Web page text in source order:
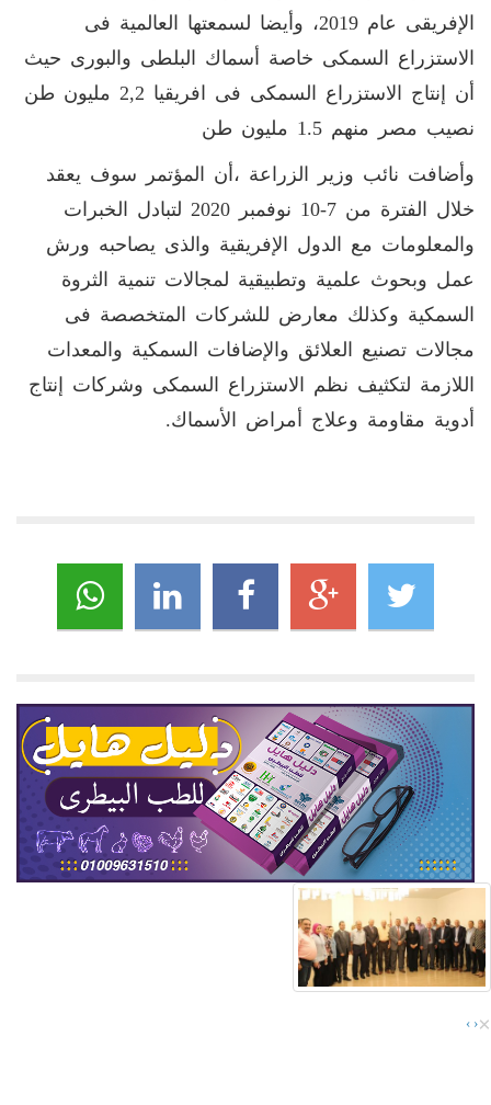
الإفريقى عام 2019، وأيضا لسمعتها العالمية فى
الاستزراع السمكى خاصة أسماك البلطى والبورى حيث
أن إنتاج الاستزراع السمكى فى افريقيا 2,2 مليون طن
نصيب مصر منهم 1.5 مليون طن
وأضافت نائب وزير الزراعة ،أن المؤتمر سوف يعقد
خلال الفترة من 7-10 نوفمبر 2020 لتبادل الخبرات
والمعلومات مع الدول الإفريقية والذى يصاحبه ورش
عمل وبحوث علمية وتطبيقية لمجالات تنمية الثروة
السمكية وكذلك معارض للشركات المتخصصة فى
مجالات تصنيع العلائق والإضافات السمكية والمعدات
اللازمة لتكثيف نظم الاستزراع السمكى وشركات إنتاج
أدوية مقاومة وعلاج أمراض الأسماك.
‹
› ×